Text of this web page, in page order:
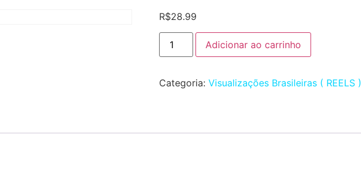
R$28.99
Adicionar ao carrinho
Categoria: Visualizações Brasileiras ( REELS )